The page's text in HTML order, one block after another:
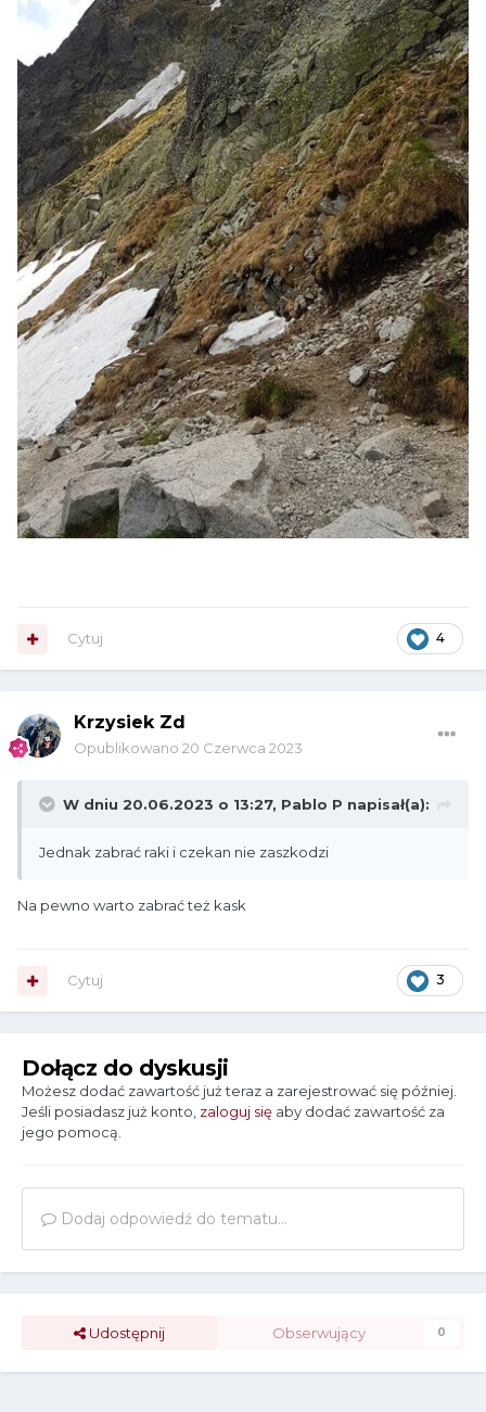
4
Cytuj
Krzysiek Zd
Opublikowano 20 Czerwca 2023
W dniu 20.06.2023 o 13:27, Pablo P napisał(a):
Jednak zabrać raki i czekan nie zaszkodzi
Na pewno warto zabrać też kask
3
Cytuj
Dołącz do dyskusji
Możesz dodać zawartość już teraz a zarejestrować się później.
Jeśli posiadasz już konto, zaloguj się aby dodać zawartość za
jego pomocą.
Dodaj odpowiedź do tematu...
Udostępnij Obserwujący 0